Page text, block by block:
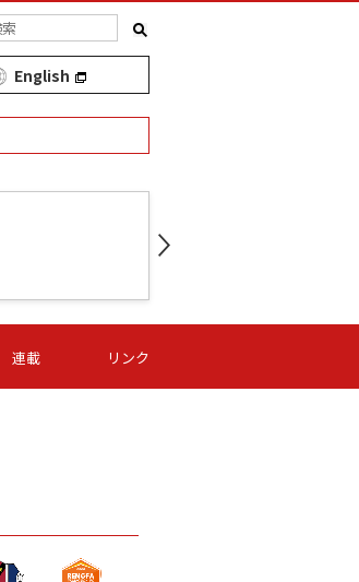
English
第16節 09/06 (日) 15:00
- -
連載 リンク